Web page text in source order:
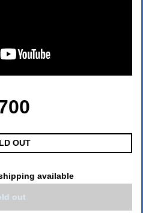
OUT
available
out